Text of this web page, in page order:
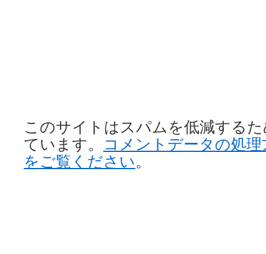
このサイトはスパムを低減するた
ています。
コメントデータの処
をご覧ください。